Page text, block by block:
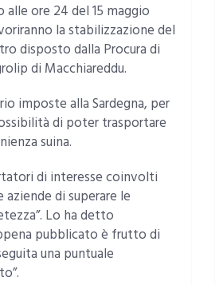
ore 24 del 15 maggio
la stabilizzazione del
disposto dalla Procura di
di Macchiareddu.
imposte alla Sardegna, per
di poter trasportare
suina.
di interesse coinvolti
di superare le
Lo ha detto
pubblicato è frutto di
una puntuale